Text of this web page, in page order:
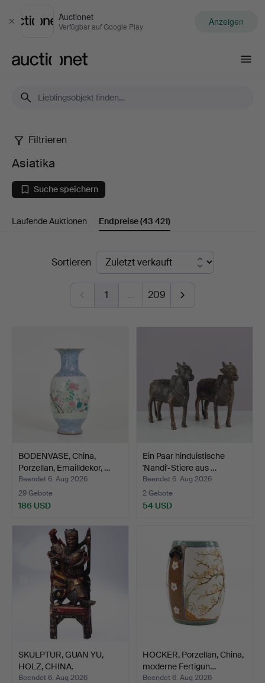
Schließen
Auctionet
Verfügbar auf Google Play Anzeigen
Asiatika
Filtrieren
Asiatika
Suche speichern
Laufende Auktionen Endpreise(43 421)
EndpreiseSortieren
1 … 209
BODENVASE, China,
Porzellan, Emailldekor, …
Beendet 6. Aug 2026
29 Gebote
186 USD
Ein Paar hinduistische
'Nandi'-Stiere aus …
Beendet 6. Aug 2026
2 Gebote
54 USD
SKULPTUR, GUAN YU,
HOLZ, CHINA.
Beendet 6. Aug 2026
HOCKER, Porzellan, China,
moderne Fertigun…
Beendet 6. Aug 2026